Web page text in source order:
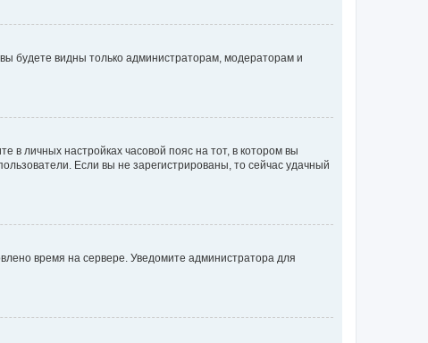
вы будете видны только администраторам, модераторам и
в личных настройках часовой пояс на тот, в котором вы
Если вы не зарегистрированы, то сейчас удачный
время на сервере. Уведомите администратора для